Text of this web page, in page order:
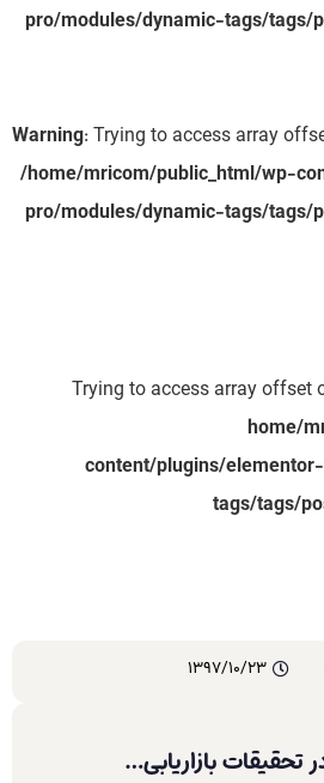
pro/modules/dynamic-tags/
Warning: Trying to access array
/home/mricom/public_html/wp-
pro/modules/dynamic-tags/
/home/
content/plugins/
tags/tags/
1397/10/23
تحقیقات بازاریابی…